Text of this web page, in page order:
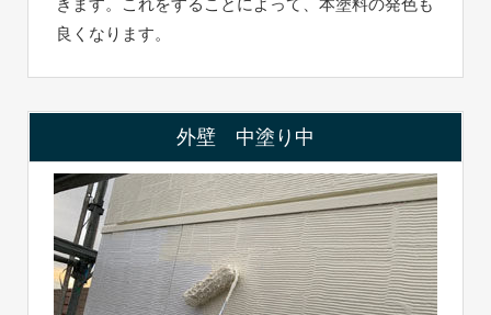
きます。これをすることによって、本塗料の発色も
良くなります。
外壁 中塗り中